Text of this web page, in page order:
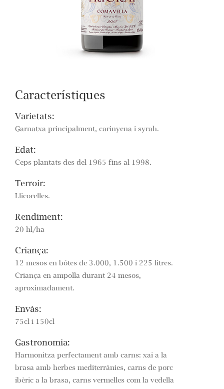
Característiques
Varietats:
Garnatxa principalment, carinyena i syrah.
Edat:
Ceps plantats des del 1965 fins al 1998.
Terroir:
Llicorelles.
Rendiment:
20 hl/ha
Criança:
12 mesos en bótes de 3.000, 1.500 i 225 litres.
Criança en ampolla durant 24 mesos,
aproximadament.
Envàs:
75cl i 150cl
Gastronomia:
Harmonitza perfectament amb carns: xai a la
brasa amb herbes mediterrànies, carns de porc
ibèric a la brasa, carns vermelles com la vedella